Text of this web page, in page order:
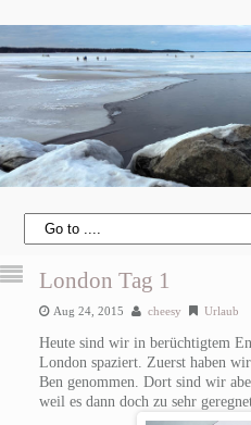
London Tag 1
Aug 24, 2015 cheesy Urlaub
Heute sind wir in berüchtigtem
London spaziert. Zuerst haben
Ben genommen. Dort sind wir
weil es dann doch zu sehr